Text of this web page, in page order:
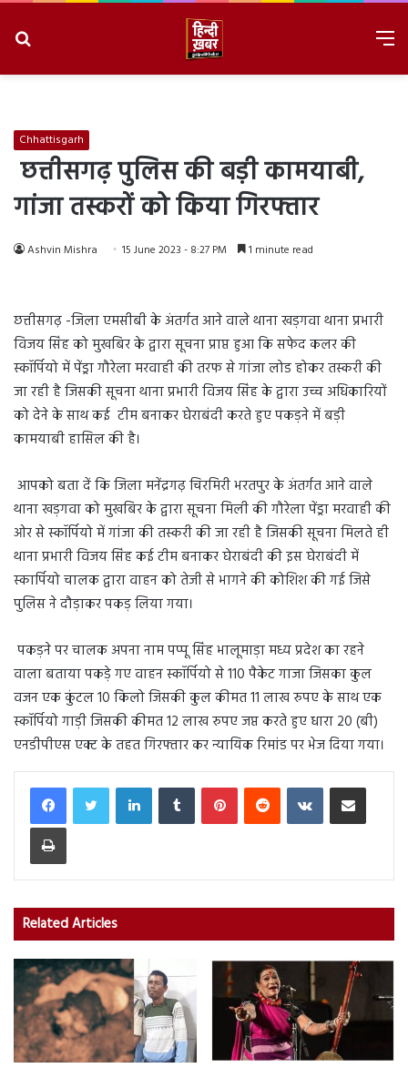
Chhattisgarh
छत्तीसगढ़ पुलिस की बड़ी कामयाबी,
गांजा तस्करों को किया गिरफ्तार
Ashvin Mishra 15 June 2023 - 8:27 PM 1 minute read
छत्तीसगढ़ -जिला एमसीबी के अंतर्गत आने वाले थाना खड़गवा थाना प्रभारी
विजय सिंह को मुखबिर के द्वारा सूचना प्राप्त हुआ कि सफेद कलर की
स्कॉर्पियो में पेंड्रा गौरेला मरवाही की तरफ से गांजा लोड होकर तस्करी की
जा रही है जिसकी सूचना थाना प्रभारी विजय सिंह के द्वारा उच्च अधिकारियों
को देने के साथ कई टीम बनाकर घेराबंदी करते हुए पकड़ने में बड़ी
कामयाबी हासिल की है।
आपको बता दें कि जिला मनेंद्रगढ़ चिरमिरी भरतपुर के अंतर्गत आने वाले
थाना खड़गवा को मुखबिर के द्वारा सूचना मिली की गौरेला पेंड्रा मरवाही की
ओर से स्कॉर्पियो में गांजा की तस्करी की जा रही है जिसकी सूचना मिलते ही
थाना प्रभारी विजय सिंह कई टीम बनाकर घेराबंदी की इस घेराबंदी में
स्कार्पियो चालक द्वारा वाहन को तेजी से भागने की कोशिश की गई जिसे
पुलिस ने दौड़ाकर पकड़ लिया गया।
पकड़ने पर चालक अपना नाम पप्पू सिंह भालूमाड़ा मध्य प्रदेश का रहने
वाला बताया पकड़े गए वाहन स्कॉर्पियो से 110 पैकेट गाजा जिसका कुल
वजन एक कुंटल 10 किलो जिसकी कुल कीमत 11 लाख रुपए के साथ एक
स्कॉर्पियो गाड़ी जिसकी कीमत 12 लाख रुपए जप्त करते हुए धारा 20 (बी)
एनडीपीएस एक्ट के तहत गिरफ्तार कर न्यायिक रिमांड पर भेज दिया गया।
LinkedInTumblr PinterestReddit VKontakteShare via Email
Print
Related Articles